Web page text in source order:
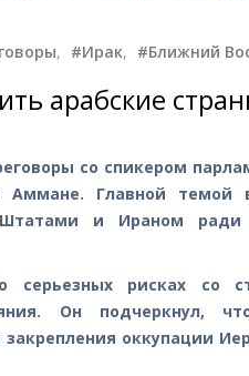
, #Ирак, #Ближний
арабские
со спикером
Главной темой
и Ираном ради
серьезных рисках со
Он подчеркнул,
оккупации